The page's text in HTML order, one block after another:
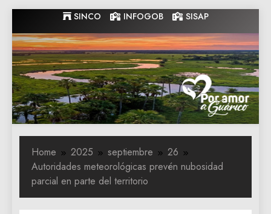
to
content
SINCO INFOGOB SISAP
Gobernacion
de Guarico
Gobernacion de Guarico
Home 2025 septiembre
26
Autoridades meteorológicas prevén nubosidad
parcial en parte del territorio